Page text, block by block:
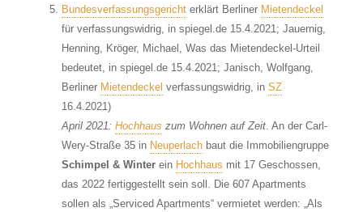
Bundesverfassungsgerichterklärt Berliner Mietendeckel
für verfassungswidrig, in spiegel.de 15.4.2021; Jauernig,
Henning, Kröger, Michael, Was das Mietendeckel-Urteil
bedeutet, in spiegel.de 15.4.2021; Janisch, Wolfgang,
Berliner Mietendeckel verfassungswidrig, in SZ
16.4.2021)
April 2021: Hochhaus zum Wohnen auf Zeit. An der Carl-
Wery-Straße 35 in Neuperlachbaut die Immobiliengruppe
Schimpel & Winterein Hochhaus mit 17 Geschossen,
das 2022 fertiggestellt sein soll. Die 607 Apartments
sollen als „Serviced Apartments“ vermietet werden: „Als